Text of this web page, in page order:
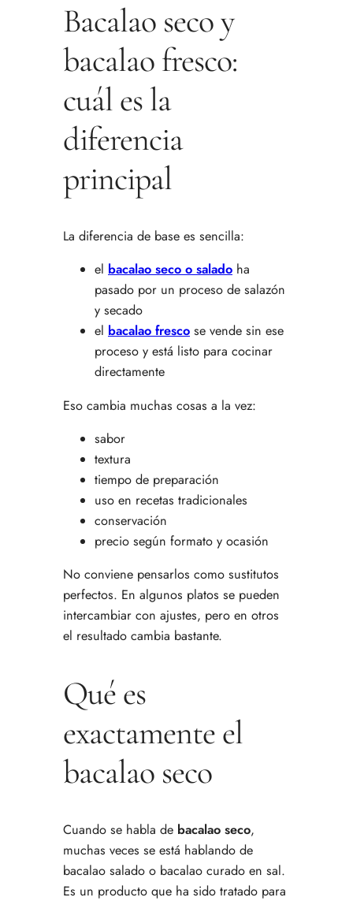
Bacalao seco y
bacalao fresco:
cuál es la
diferencia
principal
La diferencia de base es sencilla:
el bacalao seco o salado ha
pasado por un proceso de salazón
y secado
el bacalao fresco se vende sin ese
proceso y está listo para cocinar
directamente
Eso cambia muchas cosas a la vez:
sabor
textura
tiempo de preparación
uso en recetas tradicionales
conservación
precio según formato y ocasión
No conviene pensarlos como sustitutos
perfectos. En algunos platos se pueden
intercambiar con ajustes, pero en otros
el resultado cambia bastante.
Qué es
exactamente el
bacalao seco
Cuando se habla de bacalao seco,
muchas veces se está hablando de
bacalao salado o bacalao curado en sal.
Es un producto que ha sido tratado para